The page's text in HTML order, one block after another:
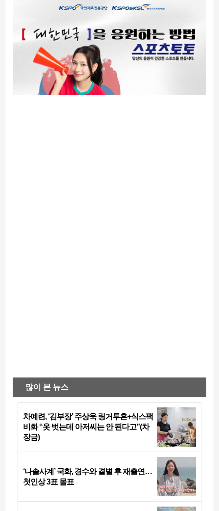
많이 본 뉴스
차예련, ‘김부장’ 주상욱 링거투혼+식스팩
비화 “옷 벗는데 아저씨는 안 된다고”(차
장금)
‘나솔사계’ 국화, 경수와 결별 후 재출연…
첫인상 3표 몰표